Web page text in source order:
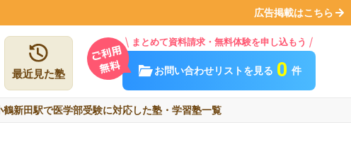
広告掲載はこちら
最近見た塾
まとめて資料請求・無料体験を申し込もう
お問い合わせリストを見る 0 件
鶴新田駅で医学部受験に対応した塾・学習塾一覧